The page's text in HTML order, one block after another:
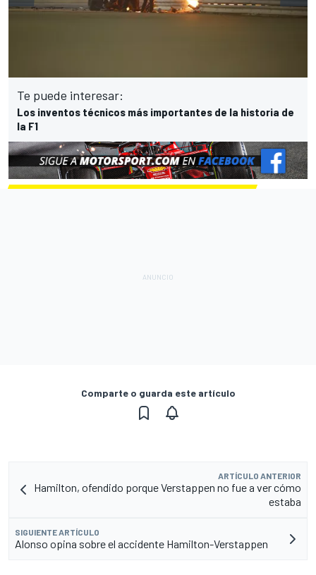
Te puede interesar:
Los inventos técnicos más importantes de la historia de
la F1
Comparte o guarda este artículo
ARTÍCULO ANTERIOR
Hamilton, ofendido porque Verstappen no fue a ver cómo
estaba
SIGUIENTE ARTÍCULO
Alonso opina sobre el accidente Hamilton-Verstappen